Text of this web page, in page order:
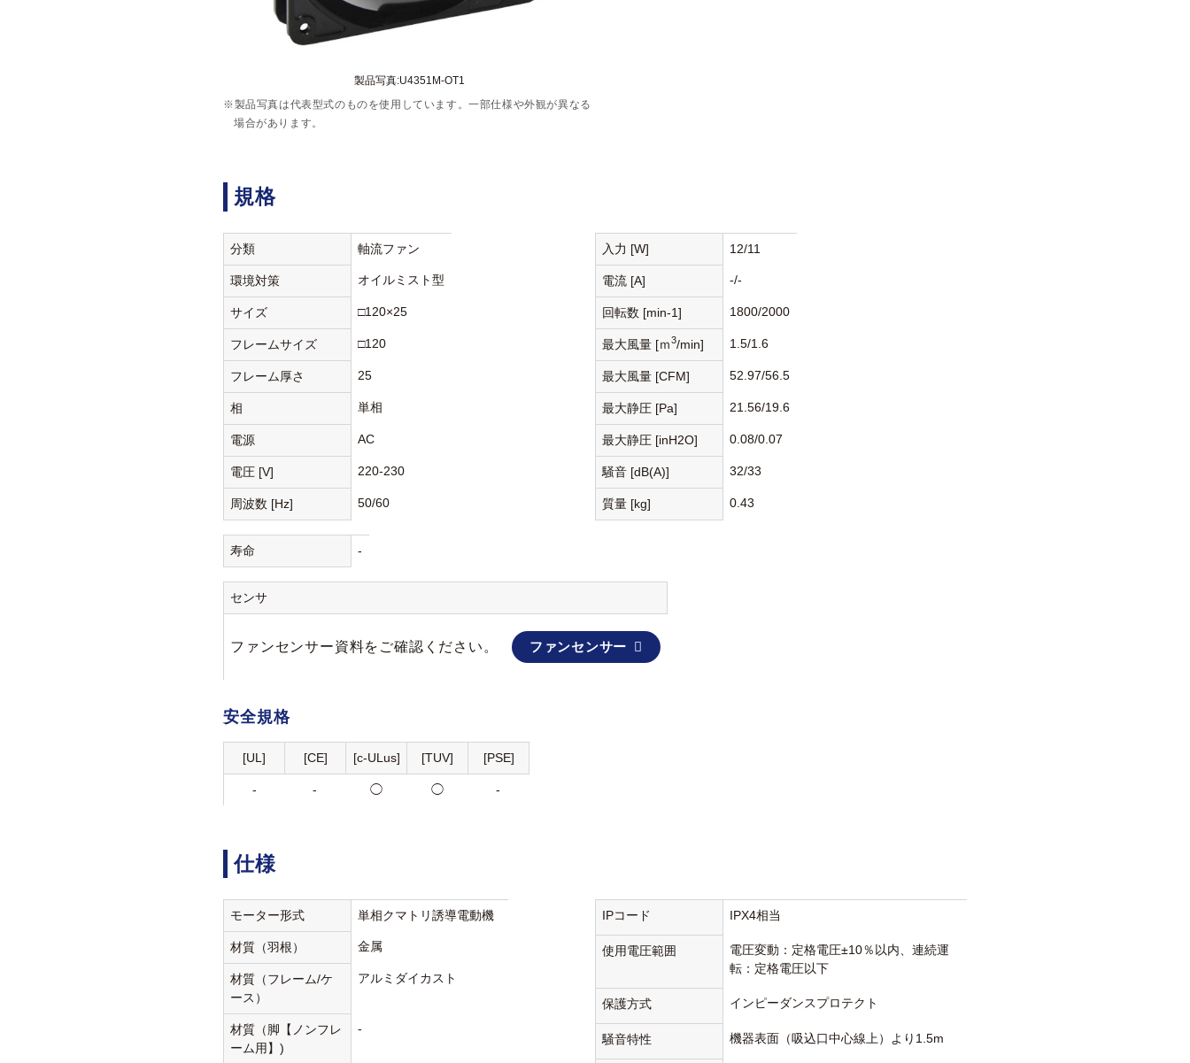
製品写真:U4351M-OT1
※製品写真は代表型式のものを使用しています。一部仕様や外観が異なる
場合があります。
規格
分類 軸流ファン
環境対策 オイルミスト型
サイズ □120×25
フレームサイズ □120
フレーム厚さ 25
相 単相
電源 AC
電圧 [V] 220-230
周波数 [Hz] 50/60
入力 [W] 12/11
電流 [A] -/-
回転数 [min-1] 1800/2000
最大風量 [ｍ3/min] 1.5/1.6
最大風量 [CFM] 52.97/56.5
最大静圧 [Pa] 21.56/19.6
最大静圧 [inH2O] 0.08/0.07
騒音 [dB(A)] 32/33
質量 [kg] 0.43
寿命 -
センサ
ファンセンサー資料をご確認ください。 ファンセンサー
安全規格
[UL] [CE] [c-ULus] [TUV] [PSE]
- - ◯ ◯ -
仕様
モーター形式 単相クマトリ誘導電動機
材質（羽根） 金属
材質（フレーム/ケ
ース）
アルミダイカスト
材質（脚【ノンフレ
ーム用】)
-
IPコード IPX4相当
使用電圧範囲
電圧変動：定格電圧±10％以内、連続運
転：定格電圧以下
保護方式 インピーダンスプロテクト
騒音特性 機器表面（吸込口中心線上）より1.5m